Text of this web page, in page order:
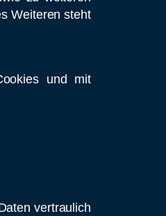
Weiteren steht
und mit
vertraulich